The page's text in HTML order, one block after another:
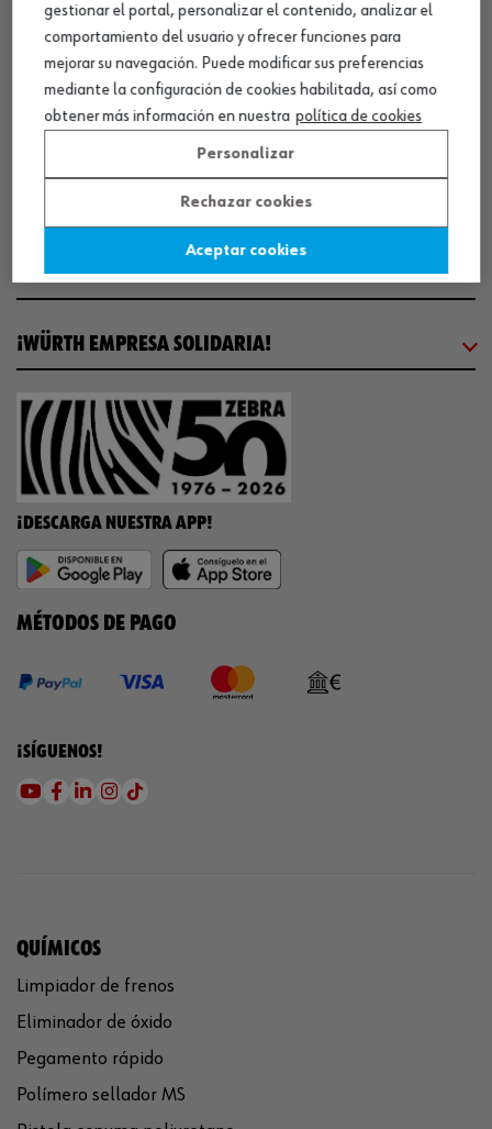
SOBRE WÜRTH
COMUNICACIÓN
NUESTROS CERTIFICADOS
¡WÜRTH EMPRESA SOLIDARIA!
¡DESCARGA NUESTRA APP!
MÉTODOS DE PAGO
¡SÍGUENOS!
QUÍMICOS
Limpiador de frenos
Eliminador de óxido
Pegamento rápido
Polímero sellador MS
gestionar el portal, personalizar el contenido, analizar el
comportamiento del usuario y ofrecer funciones para
mejorar su navegación. Puede modificar sus preferencias
mediante la configuración de cookies habilitada, así como
obtener más información en nuestra política de cookies
Personalizar
Rechazar cookies
Aceptar cookies